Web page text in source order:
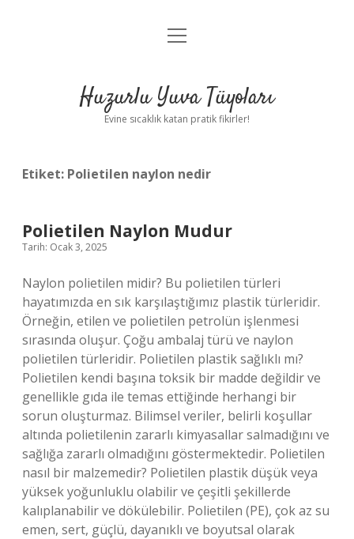
Anasayfa
Yasal Uyarı
menüyü
Huzurlu Yuva Tüyoları
Evine sıcaklık katan pratik fikirler!
Etiket: Polietilen naylon nedir
Polietilen Naylon Mudur
Tarih: Ocak 3, 2025
Naylon polietilen midir? Bu polietilen türleri
hayatımızda en sık karşılaştığımız plastik türleridir.
Örneğin, etilen ve polietilen petrolün işlenmesi
sırasında oluşur. Çoğu ambalaj türü ve naylon
polietilen türleridir. Polietilen plastik sağlıklı mı?
Polietilen kendi başına toksik bir madde değildir ve
genellikle gıda ile temas ettiğinde herhangi bir
sorun oluşturmaz. Bilimsel veriler, belirli koşullar
altında polietilenin zararlı kimyasallar salmadığını ve
sağlığa zararlı olmadığını göstermektedir. Polietilen
nasıl bir malzemedir? Polietilen plastik düşük veya
yüksek yoğunluklu olabilir ve çeşitli şekillerde
kalıplanabilir ve dökülebilir. Polietilen (PE), çok az su
emen, sert, güçlü, dayanıklı ve boyutsal olarak